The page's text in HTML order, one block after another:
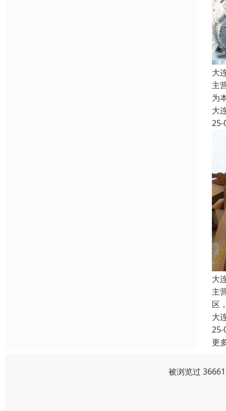
大
主
为
大
25-
大
主
区
大
25-
更
被浏览过